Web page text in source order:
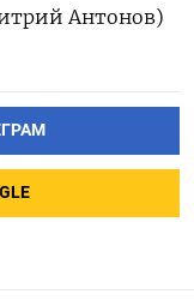
Антонов)